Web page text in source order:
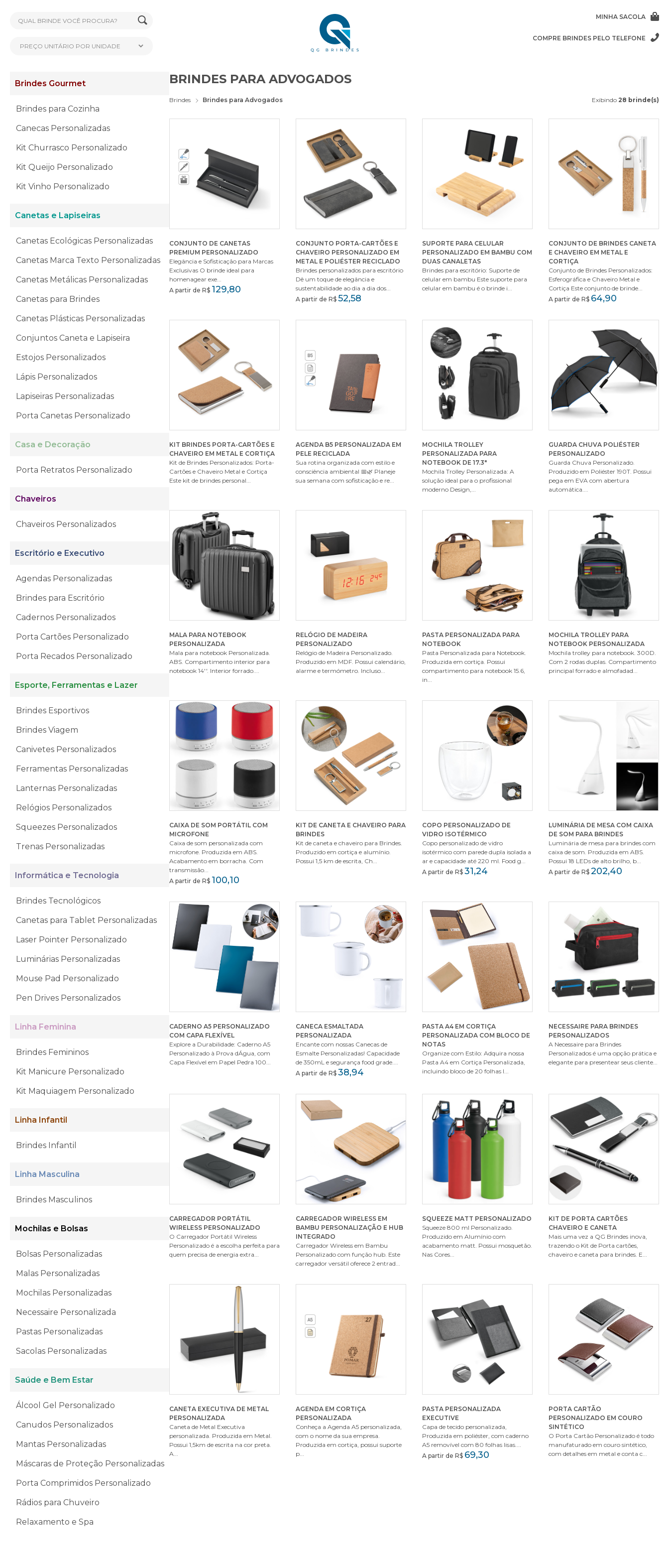
MINHA SACOLA
COMPRE BRINDES PELO TELEFONE
Brindes Gourmet
Brindes para Cozinha
Canecas Personalizadas
Kit Churrasco Personalizado
Kit Queijo Personalizado
Kit Vinho Personalizado
Canetas e Lapiseiras
Canetas Ecológicas Personalizadas
Canetas Marca Texto Personalizadas
Canetas Metálicas Personalizadas
Canetas para Brindes
Canetas Plásticas Personalizadas
Conjuntos Caneta e Lapiseira
Estojos Personalizados
Lápis Personalizados
Lapiseiras Personalizadas
Porta Canetas Personalizado
Casa e Decoração
Porta Retratos Personalizado
Chaveiros
Chaveiros Personalizados
Escritório e Executivo
Agendas Personalizadas
Brindes para Escritório
Cadernos Personalizados
Porta Cartões Personalizado
Porta Recados Personalizado
Esporte, Ferramentas e Lazer
Brindes Esportivos
Brindes Viagem
Canivetes Personalizados
Ferramentas Personalizadas
Lanternas Personalizadas
Relógios Personalizados
Squeezes Personalizados
Trenas Personalizadas
Informática e Tecnologia
Brindes Tecnológicos
Canetas para Tablet Personalizadas
Laser Pointer Personalizado
Luminárias Personalizadas
Mouse Pad Personalizado
Pen Drives Personalizados
Linha Feminina
Brindes Femininos
Kit Manicure Personalizado
Kit Maquiagem Personalizado
Linha Infantil
Brindes Infantil
Linha Masculina
Brindes Masculinos
Mochilas e Bolsas
Bolsas Personalizadas
Malas Personalizadas
Mochilas Personalizadas
Necessaire Personalizada
Pastas Personalizadas
Sacolas Personalizadas
Saúde e Bem Estar
Álcool Gel Personalizado
Canudos Personalizados
Mantas Personalizadas
Máscaras de Proteção Personalizadas
Porta Comprimidos Personalizado
Rádios para Chuveiro
Relaxamento e Spa
BRINDES PARA ADVOGADOS
Brindes Brindes para Advogados Exibindo 28 brinde(s)
CONJUNTO DE CANETAS
PREMIUM PERSONALIZADO
Elegância e Sofisticação para Marcas
Exclusivas O brinde ideal para
homenagear exe...
A partir de R$ 129,80
CONJUNTO PORTA-CARTÕES E
CHAVEIRO PERSONALIZADO EM
METAL E POLIÉSTER RECICLADO
Brindes personalizados para escritório
Dê um toque de elegância e
sustentabilidade ao dia a dia dos...
A partir de R$ 52,58
SUPORTE PARA CELULAR
PERSONALIZADO EM BAMBU COM
DUAS CANALETAS
Brindes para escritório: Suporte de
celular em bambu Este suporte para
celular em bambu é o brinde i...
CONJUNTO DE BRINDES CANETA
E CHAVEIRO EM METAL E
CORTIÇA
Conjunto de Brindes Personalizados:
Esferográfica e Chaveiro Metal e
Cortiça Este conjunto de brinde...
A partir de R$ 64,90
KIT BRINDES PORTA-CARTÕES E
CHAVEIRO EM METAL E CORTIÇA
Kit de Brindes Personalizados: Porta-
Cartões e Chaveiro Metal e Cortiça
Este kit de brindes personal...
AGENDA B5 PERSONALIZADA EM
PELE RECICLADA
Sua rotina organizada com estilo e
consciência ambiental 📅🌿 Planeje
sua semana com sofisticação e re...
MOCHILA TROLLEY
PERSONALIZADA PARA
NOTEBOOK DE 17.3"
Mochila Trolley Personalizada: A
solução ideal para o profissional
moderno Design,...
GUARDA CHUVA POLIÉSTER
PERSONALIZADO
Guarda Chuva Personalizado.
Produzido em Poliéster 190T. Possui
pega em EVA com abertura
automática....
MALA PARA NOTEBOOK
PERSONALIZADA
Mala para notebook Personalizada.
ABS. Compartimento interior para
notebook 14''. Interior forrado....
RELÓGIO DE MADEIRA
PERSONALIZADO
Relógio de Madeira Personalizado.
Produzido em MDF. Possui calendário,
alarme e termómetro. Incluso...
PASTA PERSONALIZADA PARA
NOTEBOOK
Pasta Personalizada para Notebook.
Produzida em cortiça. Possui
compartimento para notebook 15.6,
in...
MOCHILA TROLLEY PARA
NOTEBOOK PERSONALIZADA
Mochila trolley para notebook. 300D.
Com 2 rodas duplas. Compartimento
principal forrado e almofadad...
CAIXA DE SOM PORTÁTIL COM
MICROFONE
Caixa de som personalizada com
microfone. Produzida em ABS.
Acabamento em borracha. Com
transmissão...
A partir de R$ 100,10
KIT DE CANETA E CHAVEIRO PARA
BRINDES
Kit de caneta e chaveiro para Brindes.
Produzido em cortiça e alumínio.
Possui 1,5 km de escrita, Ch...
COPO PERSONALIZADO DE
VIDRO ISOTÉRMICO
Copo personalizado de vidro
isotérmico com parede dupla isolada a
ar e capacidade até 220 ml. Food g...
A partir de R$ 31,24
LUMINÁRIA DE MESA COM CAIXA
DE SOM PARA BRINDES
Luminária de mesa para brindes com
caixa de som. Produzida em ABS.
Possui 18 LEDs de alto brilho, b...
A partir de R$ 202,40
CADERNO A5 PERSONALIZADO
COM CAPA FLEXÍVEL
Explore a Durabilidade: Caderno A5
Personalizado à Prova dÁgua, com
Capa Flexível em Papel Pedra 100...
CANECA ESMALTADA
PERSONALIZADA
Encante com nossas Canecas de
Esmalte Personalizadas! Capacidade
de 350mL e segurança food grade....
A partir de R$ 38,94
PASTA A4 EM CORTIÇA
PERSONALIZADA COM BLOCO DE
NOTAS
Organize com Estilo: Adquira nossa
Pasta A4 em Cortiça Personalizada,
incluindo bloco de 20 folhas l...
NECESSAIRE PARA BRINDES
PERSONALIZADOS
A Necessaire para Brindes
Personalizados é uma opção prática e
elegante para presentear seus cliente...
CARREGADOR PORTÁTIL
WIRELESS PERSONALIZADO
O Carregador Portátil Wireless
Personalizado é a escolha perfeita para
quem precisa de energia extra...
CARREGADOR WIRELESS EM
BAMBU PERSONALIZAÇÃO E HUB
INTEGRADO
Carregador Wireless em Bambu
Personalizado com função hub. Este
carregador versátil oferece 2 entrad...
SQUEEZE MATT PERSONALIZADO
Squeeze 800 ml Personalizado.
Produzido em Alumínio com
acabamento matt. Possui mosquetão.
Nas Cores...
KIT DE PORTA CARTÕES
CHAVEIRO E CANETA
Mais uma vez a QG Brindes inova,
trazendo o Kit de Porta cartões,
chaveiro e caneta para brindes. E...
CANETA EXECUTIVA DE METAL
PERSONALIZADA
Caneta de Metal Executiva
personalizada. Produzida em Metal.
Possui 1,5km de escrita na cor preta.
A...
AGENDA EM CORTIÇA
PERSONALIZADA
Conheça a Agenda A5 personalizada,
com o nome da sua empresa.
Produzida em cortiça, possui suporte
p...
PASTA PERSONALIZADA
EXECUTIVE
Capa de tecido personalizada,
Produzida em poliéster, com caderno
A5 removível com 80 folhas lisas....
A partir de R$ 69,30
PORTA CARTÃO
PERSONALIZADO EM COURO
SINTÉTICO
O Porta Cartão Personalizado é todo
manufaturado em couro sintético,
com detalhes em metal e conta c...